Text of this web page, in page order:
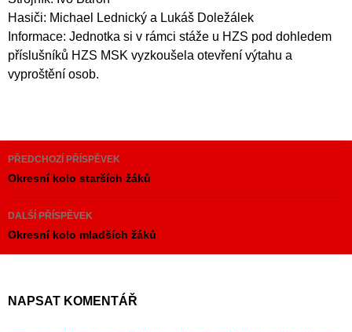
Hasiči: Michael Lednický a Lukáš Doležálek
Informace: Jednotka si v rámci stáže u HZS pod dohledem
příslušníků HZS MSK vyzkoušela otevření výtahu a
vyproštění osob.
Navigace
pro
příspěvky
PŘEDCHOZÍ PŘÍSPĚVEK
Okresní kolo starších žáků
DALŠÍ PŘÍSPĚVEK
Okresní kolo mladších žáků
NAPSAT KOMENTÁŘ